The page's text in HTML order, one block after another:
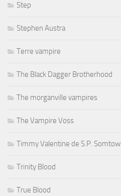
Step
Stephen Austra
Terre vampire
The Black Dagger Brotherhood
The morganville vampires
The Vampire Voss
Timmy Valentine de S.P. Somtow
Trinity Blood
True Blood